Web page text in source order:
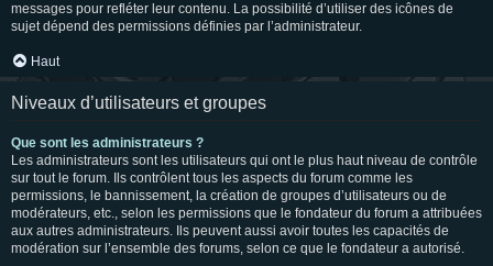
messages pour refléter leur contenu. La possibilité d’utiliser des icônes de
sujet dépend des permissions définies par l’administrateur.
Haut
Niveaux d’utilisateurs et groupes
Que sont les administrateurs ?
Les administrateurs sont les utilisateurs qui ont le plus haut niveau de contrôle
sur tout le forum. Ils contrôlent tous les aspects du forum comme les
permissions, le bannissement, la création de groupes d’utilisateurs ou de
modérateurs, etc., selon les permissions que le fondateur du forum a attribuées
aux autres administrateurs. Ils peuvent aussi avoir toutes les capacités de
modération sur l’ensemble des forums, selon ce que le fondateur a autorisé.